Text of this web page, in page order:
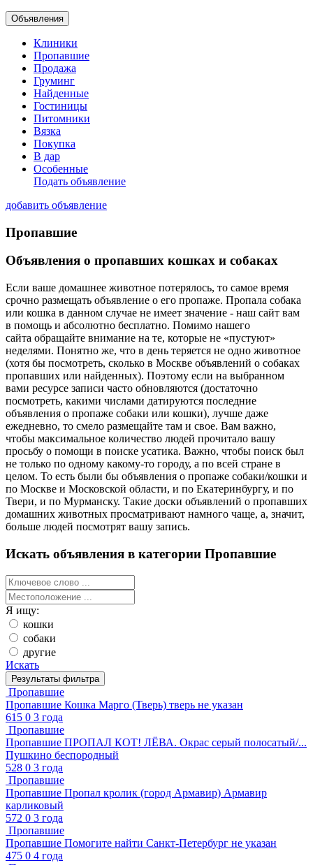
Объявления
Клиники
Пропавшие
Продажа
Груминг
Найденные
Гостиницы
Питомники
Вязка
Покупка
В дар
Особенные
Подать объявление
добавить объявление
Пропавшие
Объявления о пропавших кошках и собаках
Если ваше домашнее животное потерялось, то самое время
срочно размещать объявление о его пропаже. Пропала собака
или кошка в данном случае не имеет значение - наш сайт вам
в помощь и абсолютно бесплатно. Помимо нашего
сайта обращайте внимание на те, которые не «пустуют»
неделями. Понятно же, что в день теряется не одно животное
(хотя бы посмотреть, сколько в Москве объявлений о собаках
пропавших или найденных). Поэтому если на выбранном
вами ресурсе записи часто обновляются (достаточно
посмотреть, какими числами датируются последние
объявления о пропаже собаки или кошки), лучше даже
ежедневно, то смело размещайте там и свое. Вам важно,
чтобы максимальное количество людей прочитало вашу
просьбу о помощи в поиске усатика. Важно, чтобы поиск был
не только по одному какому-то городу, а по всей стране в
целом. То есть были бы объявления о пропаже собаки/кошки и
по Москве и Московской области, и по Екатеринбургу, и по
Твери, и по Мурманску. Такие доски объявлений о пропавших
домашних животных просматривают намного чаще, а, значит,
больше людей посмотрят вашу запись.
Искать объявления в категории Пропавшие
Я ищу:
кошки
собаки
другие
Искать
Пропавшие
Пропавшие Кошка Марго (Тверь) тверь не указан
615 0 3 года
Пропавшие
Пропавшие ПРОПАЛ КОТ! ЛЁВА. Окрас серый полосатый/...
Пушкино беспородный
528 0 3 года
Пропавшие
Пропавшие Пропал кролик (город Армавир) Армавир
карликовый
572 0 3 года
Пропавшие
Пропавшие Помогите найти Санкт-Петербург не указан
475 0 4 года